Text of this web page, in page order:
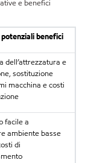
e benefici
benefici
dell’attrezzatura e
sostituzione
macchina e costi
facile a
ambiente basse
di